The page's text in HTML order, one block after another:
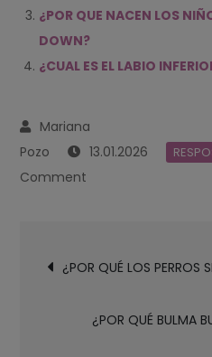
¿POR QUE NACEN LOS
DOWN?
¿CUAL ES EL LABIO
13.01.2026
Comment
LOS
CON
Navegación
de
entradas
¿POR QUÉ LOS PERROS
¿POR QUÉ BULMA